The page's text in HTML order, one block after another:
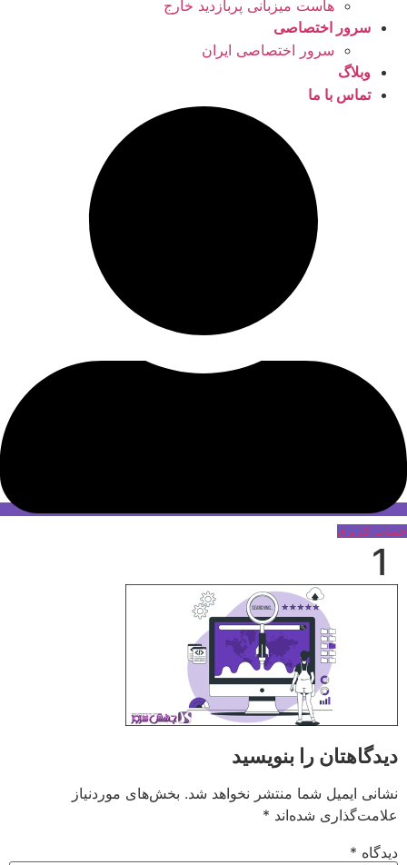
هاست میزبانی پربازدید خارج
سرور اختصاصی
سرور اختصاصی ایران
وبلاگ
تماس با ما
حساب کاربری
1
دیدگاهتان را بنویسید
نشانی ایمیل شما منتشر نخواهد شد. بخش‌های موردنیاز
علامت‌گذاری شده‌اند *
دیدگاه *